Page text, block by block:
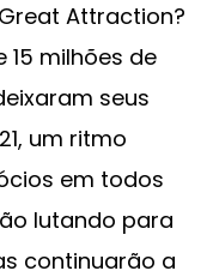
Attraction?
15 milhões de
seus
um ritmo
em todos
lutando para
continuarão a